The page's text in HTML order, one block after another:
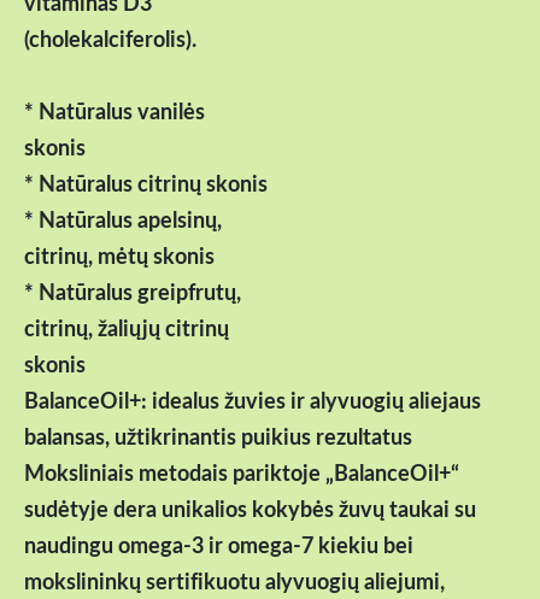
(cholekalciferolis).
* Natūralus vanilės
skonis
* Natūralus citrinų skonis
* Natūralus apelsinų,
citrinų, mėtų skonis
* Natūralus greipfrutų,
citrinų, žaliųjų citrinų
skonis
BalanceOil+: idealus žuvies ir alyvuogių aliejaus
balansas, užtikrinantis puikius rezultatus
Moksliniais metodais pariktoje „BalanceOil+“
sudėtyje dera unikalios kokybės žuvų taukai su
naudingu omega-3 ir omega-7 kiekiu bei
mokslininkų sertifikuotu alyvuogių aliejumi,